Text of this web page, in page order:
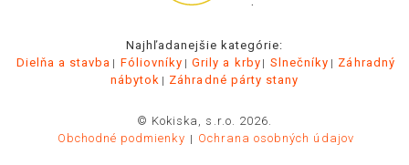
Najhľadanejšie kategórie:
Dielňa a stavba
Fóliovníky Grily a krby Slnečníky
Záhradný
nábytok
Záhradné párty stany
© Kokiska, s.r.o. 2026.
Obchodné podmienky
Ochrana osobných údajov